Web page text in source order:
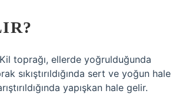
toprağı, ellerde yoğrulduğunda
sıkıştırıldığında sert ve yoğun hale
yapışkan hale gelir.